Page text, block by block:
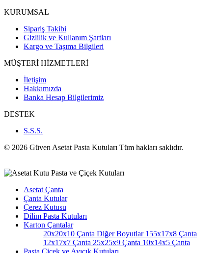
KURUMSAL
Sipariş Takibi
Gizlilik ve Kullanım Şartları
Kargo ve Taşıma Bilgileri
MÜŞTERİ HİZMETLERİ
İletişim
Hakkımızda
Banka Hesap Bilgilerimiz
DESTEK
S.S.S.
© 2026 Güven Asetat Pasta Kutuları Tüm hakları saklıdır.
Asetat Çanta
Çanta Kutular
Çerez Kutusu
Dilim Pasta Kutuları
Karton Çantalar
20x20x10 Çanta Diğer Boyutlar155x17x8 Çanta
12x17x7 Çanta 25x25x9 Çanta 10x14x5 Çanta
Pasta Çiçek ve Ayıcık Kutuları